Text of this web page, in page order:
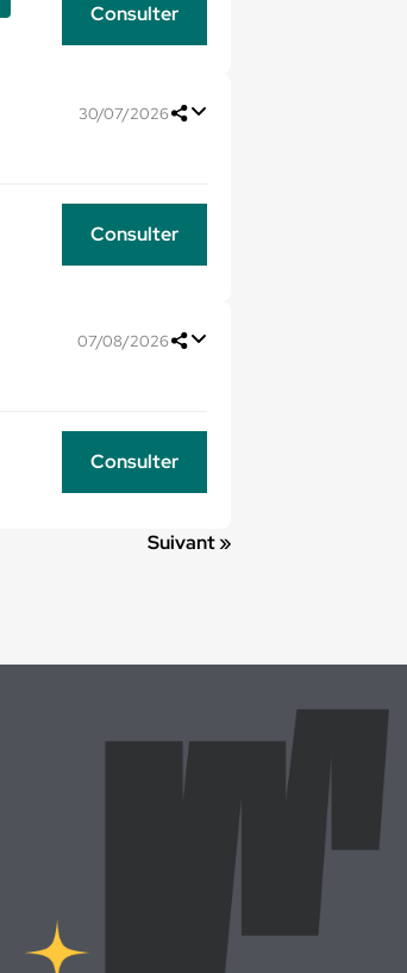
Consulter
30/07/2026
Consulter
07/08/2026
Consulter
Suivant »